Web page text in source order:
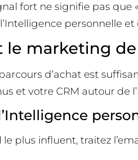
fort ne signifie pas que
personnelle
le marketing
d’achat est
et votre CRM autour de
plus influent, traitez